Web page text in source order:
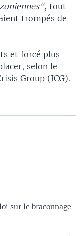
, tout
trompés de
et forcé plus
selon le
Group (ICG).
sur le braconnage